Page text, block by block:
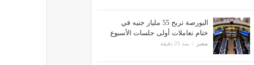
البورصة تربح 55 مليار جنيه في
ختام تعاملات أولى جلسات الأسبوع
مصر منذ 25 دقيقة